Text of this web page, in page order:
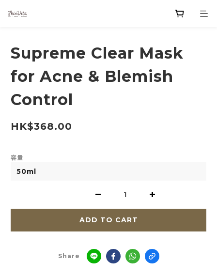
Supreme Clear Mask
for Acne & Blemish
Control
HK$368.00
容量
ADD TO CART
Share